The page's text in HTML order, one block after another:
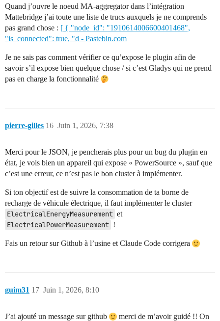
Quand j’ouvre le noeud MA-aggregator dans l’intégration
Mattebridge j’ai toute une liste de trucs auxquels je ne comprends
pas grand chose : [ { "node_id": "1910614006600401468",
"is_connected": true, "d - Pastebin.com
Je ne sais pas comment vérifier ce qu’expose le plugin afin de
savoir s’il expose bien quelque chose / si c’est Gladys qui ne prend
pas en charge la fonctionnalité
pierre-gilles Juin 1, 2026, 7:38
16
Merci pour le JSON, je pencherais plus pour un bug du plugin en
état, je vois bien un appareil qui expose « PowerSource », sauf que
c’est une erreur, ce n’est pas le bon cluster à implémenter.
Si ton objectif est de suivre la consommation de ta borne de
recharge de véhicule électrique, il faut implémenter le cluster
ElectricalEnergyMeasurement et
ElectricalPowerMeasurement !
Fais un retour sur Github à l’usine et Claude Code corrigera
guim31 Juin 1, 2026, 8:10
17
J’ai ajouté un message sur github
merci de m’avoir guidé !! On